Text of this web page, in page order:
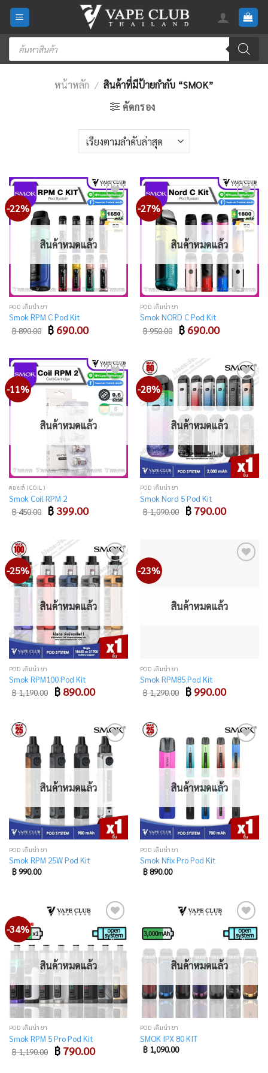
Skip
content
Products
search
หน้าหลัก / สินค้าที่มีป้ายกำกับ “SMOK”
คัดกรอง
-22%
Add
to
wishlist
สินค้าหมดแล้ว
POD เติมน้ำยา
Smok RPM C Pod Kit
฿890.00 Original
price
฿ 690.00Current
price
-27%
Add
to
wishlist
สินค้าหมดแล้ว
POD เติมน้ำยา
Smok NORD C Pod Kit
฿950.00 Original
price
฿ 690.00Current
price
-11%
Add
to
wishlist
สินค้าหมดแล้ว
คอยล์ (COIL)
Smok Coil RPM 2
฿450.00 Original
price
฿ 399.00Current
price
-28%
Add
to
wishlist
สินค้าหมดแล้ว
POD เติมน้ำยา
Smok Nord 5 Pod Kit
฿1,090.00 Original
price
฿ 790.00Current
price
-25%
Add
to
wishlist
สินค้าหมดแล้ว
POD เติมน้ำยา
Smok RPM100 Pod Kit
฿1,190.00 Original
price
฿ 890.00Current
price
-23%
สินค้าหมดแล้ว
POD เติมน้ำยา
Smok RPM85 Pod Kit
฿1,290.00 Original
price
฿ 990.00Current
price
Add
to
wishlist
สินค้าหมดแล้ว
POD เติมน้ำยา
Smok RPM 25W Pod Kit
฿990.00
to
wishlist
สินค้าหมดแล้ว
POD เติมน้ำยา
Smok Nfix Pro Pod Kit
฿890.00
-34%
Add
to
wishlist
สินค้าหมดแล้ว
POD เติมน้ำยา
Smok RPM 5 Pro Pod Kit
฿1,190.00 Original
price
฿ 790.00Current
price
Add
to
สินค้าหมดแล้ว
POD เติมน้ำยา
SMOK IPX 80 KIT
฿1,090.00